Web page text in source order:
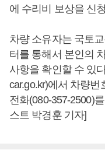
에 수리비 보상을 신
차량 소유자는 국토
터를 통해서 본인의
사항을 확인할 수 있
car.go.kr)에서 차량
전화(080-357-2500)
스트 박경훈 기자]